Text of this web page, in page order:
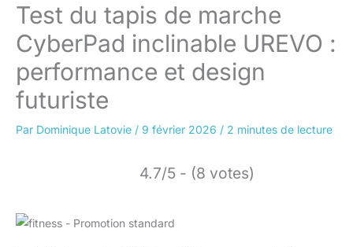
Test du tapis de marche
CyberPad inclinable UREVO :
performance et design
futuriste
Par Dominique Latovie / 9 février 2026 / 2 minutes de lecture
4.7/5 - (8 votes)